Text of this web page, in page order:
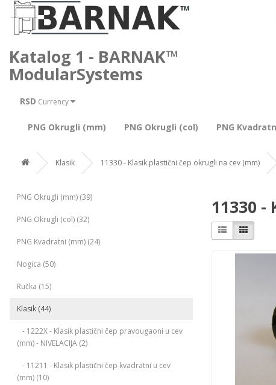
Katalog 1 - BARNAK™
ModularSystems
RSD Currency
PNG Okrugli (mm) PNG Okrugli (col) PNG
Klasik 11330 - Klasik plastični čep okrugli na cev (mm)
PNG Okrugli (mm) (39)
PNG Okrugli (col) (32)
PNG Kvadratni (mm) (24)
Nogica (50)
Ručka (15)
Klasik (44)
- 1222X - Klasik plastični čep pravougaoni u cev
(mm) - NIVELACIJA (2)
- 11211 - Klasik plastični čep kvadratni u cev
(mm) (10)
11330